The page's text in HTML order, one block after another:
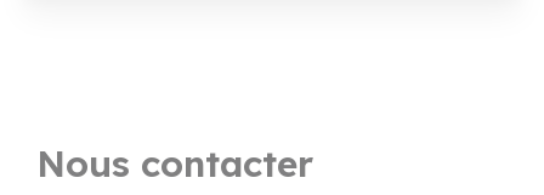
Nous contacter